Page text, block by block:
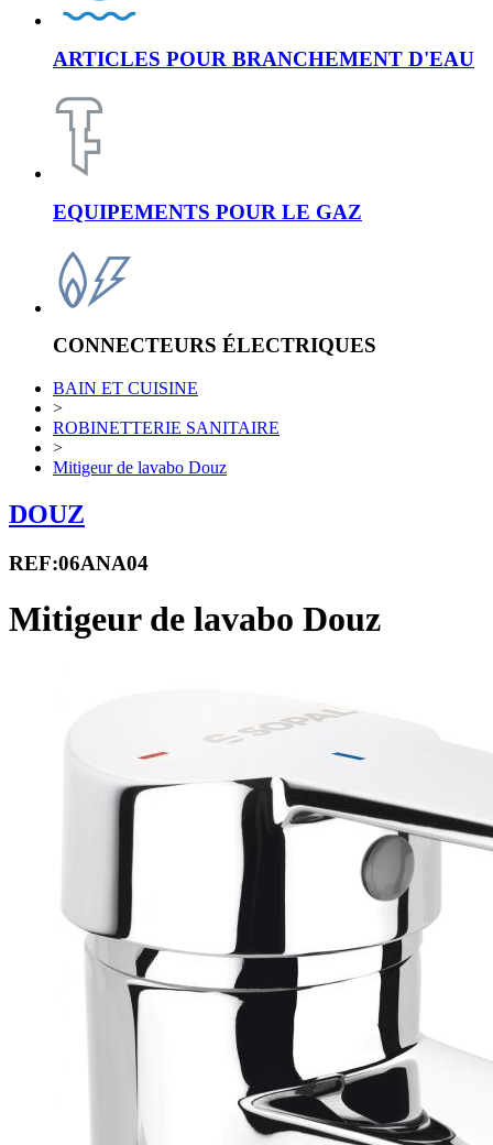
ARTICLES POUR BRANCHEMENT D'EAU
EQUIPEMENTS POUR LE GAZ
CONNECTEURS ÉLECTRIQUES
BAIN ET CUISINE
>
ROBINETTERIE SANITAIRE
>
Mitigeur de lavabo Douz
DOUZ
REF:06ANA04
Mitigeur de lavabo Douz